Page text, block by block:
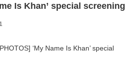
Is Khan’ special screening